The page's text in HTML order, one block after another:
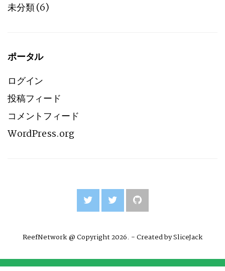
未分類(6)
ポータル
ログイン
投稿フィード
コメントフィード
WordPress.org
ReefNetwork @ Copyright 2026. - Created bySliceJack